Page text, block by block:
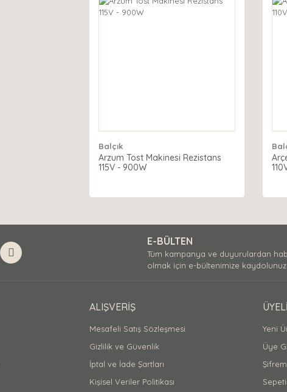
Balçık
Arzum Tost Makinesi Rezistans
115V - 900W
E-BÜLTEN
Tüm kampanya ve duyurulardan
olmak için e-bültenimize kaydolunuz.
ALIŞVERİŞ
Mesafeli Satış Sözleşmesi
Gizlilik ve Güvenlik
İptal ve İade Şartları
Kişisel Veriler Politikası
Yeni
Üye